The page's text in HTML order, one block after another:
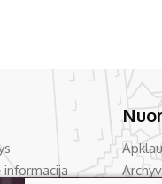
informacija